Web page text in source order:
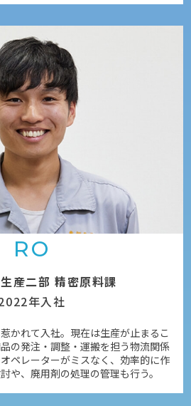
RO
産二部 精密原料課
年入社
かれて入社。現在は生産が止まるこ
の発注・調整・運搬を担う物流関係
ペレーターがミスなく、効率的に作
や、廃用剤の処理の管理も行う。